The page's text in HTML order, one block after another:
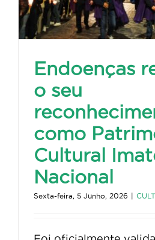
Endoenças
o seu
como
Cultural
Nacional
Sexta-feira, 5 Junho, 2026